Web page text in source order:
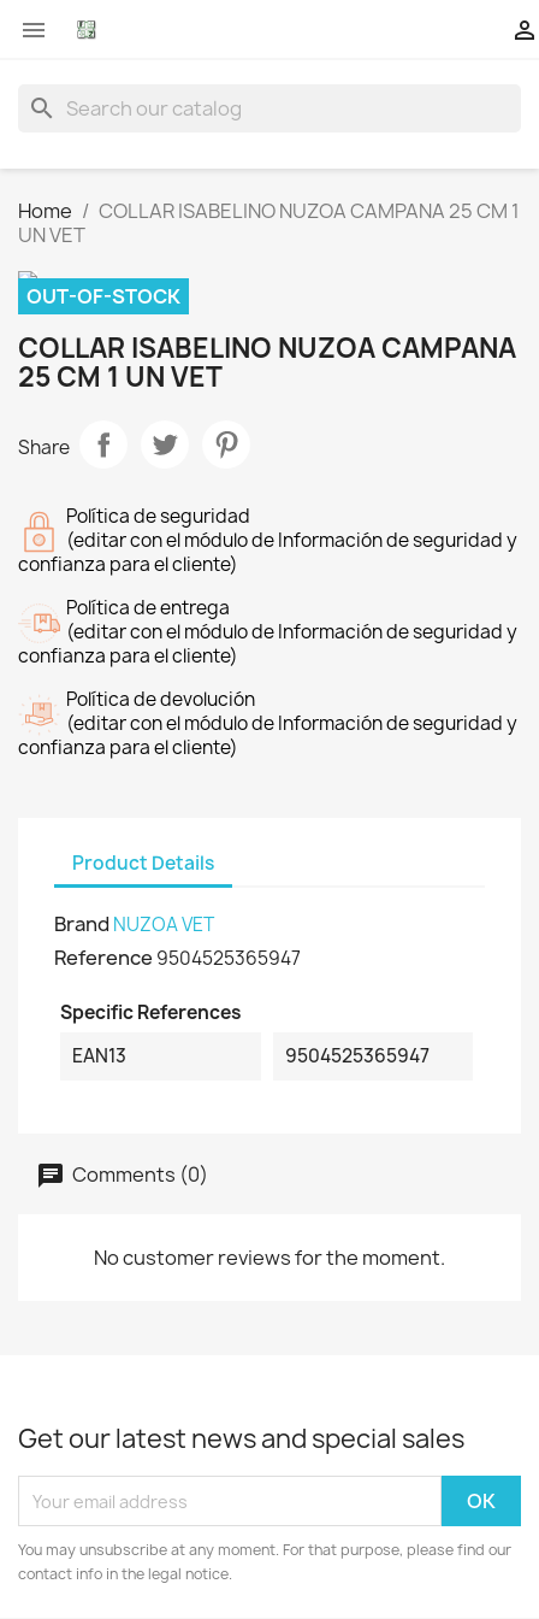
 
search
Home
COLLAR ISABELINO NUZOA CAMPANA 25 CM 1
UN VET
OUT-OF-STOCK
COLLAR ISABELINO NUZOA CAMPANA
25 CM 1 UN VET
Share
Política de seguridad
(editar con el módulo de Información de seguridad y
confianza para el cliente)
Política de entrega
(editar con el módulo de Información de seguridad y
confianza para el cliente)
Política de devolución
(editar con el módulo de Información de seguridad y
confianza para el cliente)
Product Details
Brand NUZOA VET
Reference 9504525365947
Specific References
EAN13
9504525365947
Comments (0)
No customer reviews for the moment.
Get our latest news and special sales
You may unsubscribe at any moment. For that purpose, please find our
contact info in the legal notice.